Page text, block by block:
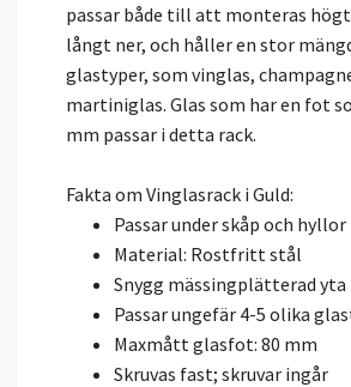
passar både till att monteras
långt ner, och håller en stor
glastyper, som vinglas,
martiniglas. Glas som har en fot
mm passar i detta rack.
Fakta om Vinglasrack i Guld:
Passar under skåp och hyllor
Material: Rostfritt stål
Snygg mässingplätterad yta
Passar ungefär 4-5 olika
Maxmått glasfot: 80 mm
Skruvas fast; skruvar ingår